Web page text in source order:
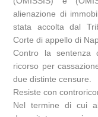
alienazione di
stata accolta dal
Corte di appello di
Contro la sentenza
ricorso per
due distinte censure.
Resiste con
Nel termine di cui